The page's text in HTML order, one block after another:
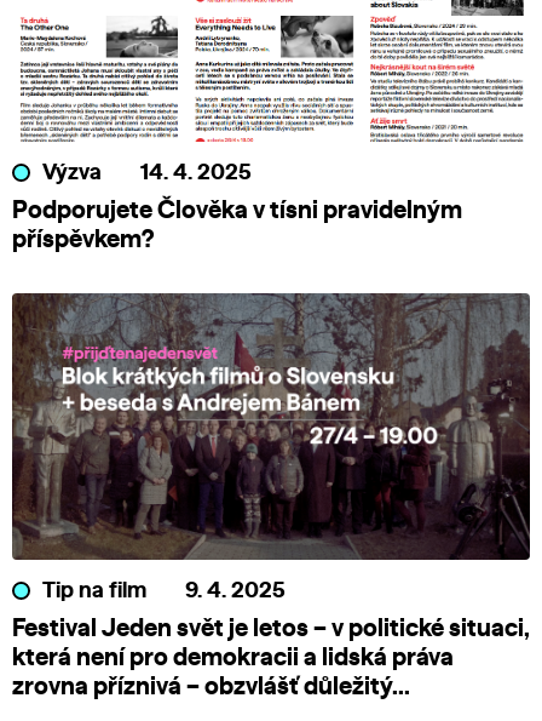
Výzva 14. 4. 2025
Podporujete Člověka v tísni pravidelným
příspěvkem?
Tip na film 9. 4. 2025
Festival Jeden svět je letos – v politické situaci,
která není pro demokracii a lidská práva
zrovna příznivá – obzvlášť důležitý...